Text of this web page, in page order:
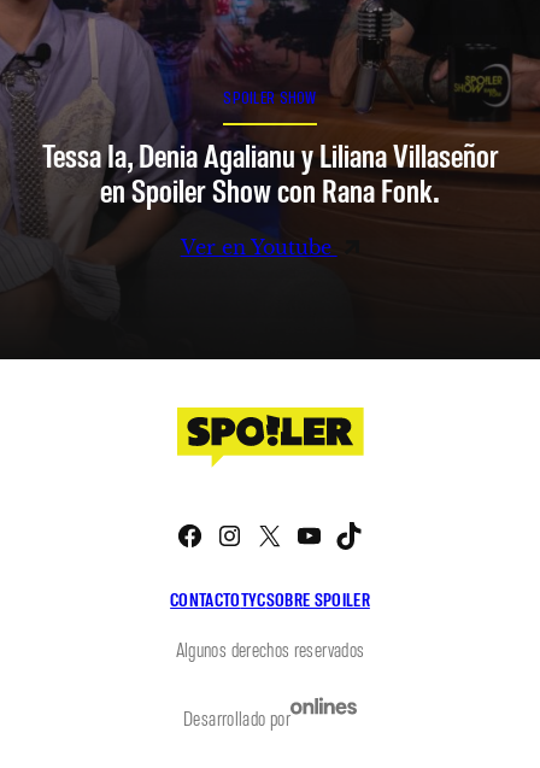
SPOILER SHOW
Tessa Ia, Denia Agalianu y Liliana Villaseñor
en Spoiler Show con Rana Fonk.
Ver en Youtube
CONTACTOTYCSOBRE SPOILER
Facebook
Instagram
X YouTube
Algunos derechos reservados
Desarrollado por